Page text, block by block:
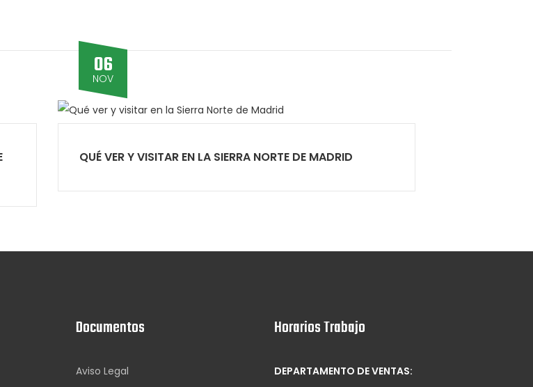
06
NOV
QUÉ VER Y VISITAR EN LA SIERRA NORTE DE MADRID
Documentos
Aviso Legal
Horarios Trabajo
DEPARTAMENTO DE VENTAS: